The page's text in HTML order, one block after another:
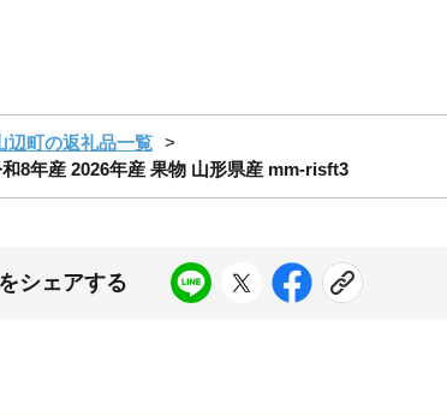
辺町の返礼品一覧
8年産 2026年産 果物 山形県産 mm-risft3
シェアする